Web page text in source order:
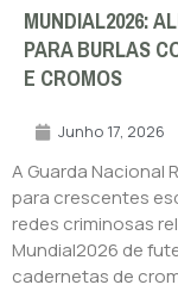
MUNDIAL2026:
PARA BURLAS
E CROMOS
Junho 17, 2026
A Guarda Nacional
para crescentes
redes criminosas
Mundial2026 de
cadernetas de